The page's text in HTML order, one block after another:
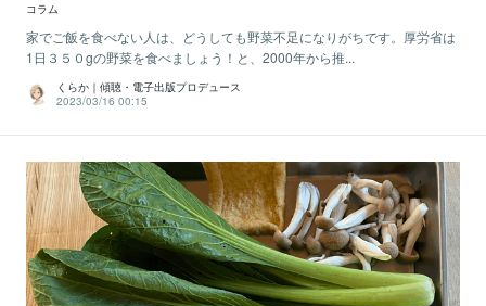
コラム
家でご飯を食べない人は、どうしても野菜不足になりがちです。厚労省は
1日３５０gの野菜を食べましょう！と、2000年から推...
くらか｜傾聴・電子出版プロデュース
2023/03/16 00:15